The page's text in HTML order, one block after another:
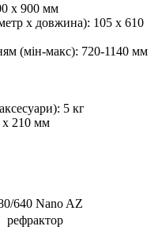
x 900 мм
х довжина): 105 х 610
(мін-макс): 720-1140 мм
5 кг
x 210 мм
640 Nano AZ
рефрактор